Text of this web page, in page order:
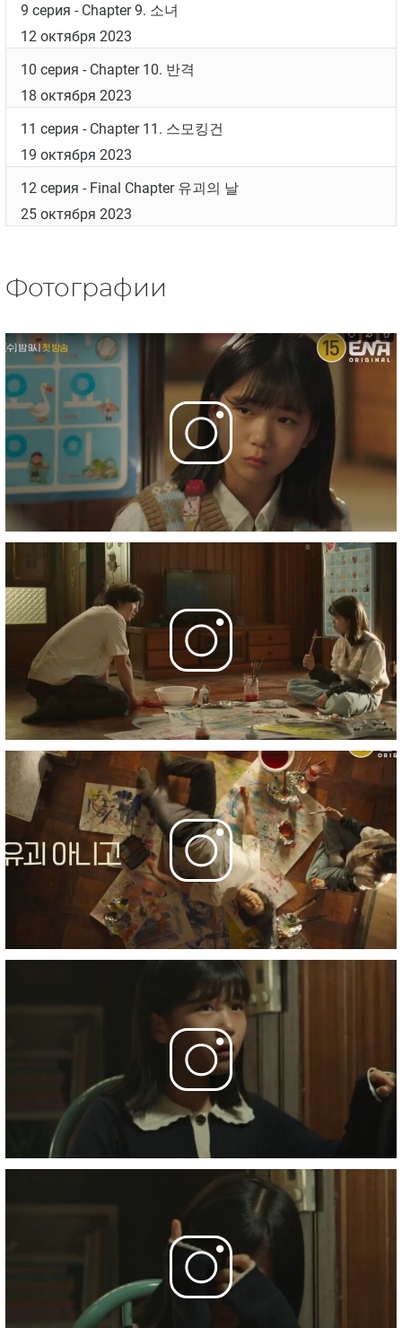
21 сентября 2023
5 серия
- Chapter 5. 천재아이
27 сентября 2023
6 серия
- Chapter 6. 협상
28 сентября 2023
7 серия
- Chapter 7. 프락치
5 октября 2023
9 серия - Chapter 9. 소녀
10 серия
- Chapter 10. 반격
18 октября 2023
11 серия
- Chapter 11. 스모킹건
19 октября 2023
12 серия- Final Chapter 유괴의 날
25 октября 2023
Фотографии